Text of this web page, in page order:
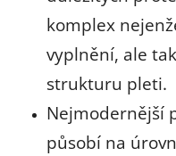
komplex
vyplnění, ale
strukturu pleti.
Nejmodernější
působí na